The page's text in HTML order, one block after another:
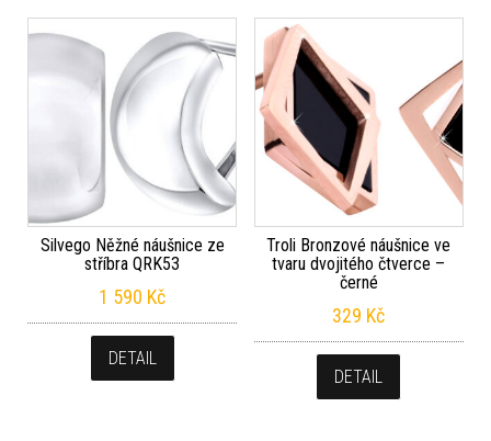
Silvego Něžné náušnice ze
stříbra QRK53
1 590 Kč
DETAIL
Troli Bronzové náušnice ve
tvaru dvojitého čtverce –
černé
329 Kč
DETAIL